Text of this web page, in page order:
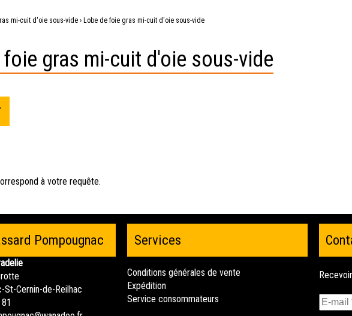
mi-cuit d'oie sous-vide › Lobe de foie gras mi-cuit d'oie sous-vide
gras mi-cuit d'oie sous-vide
à votre requête.
Pompougnac
St-Cernin-de-Reilhac
Services
Conditions générales de vente
Expédition
Service consommateurs